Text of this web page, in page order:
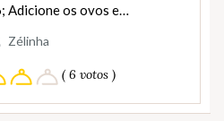
Adicione os ovos e…
Zélinha
( 6 votos )